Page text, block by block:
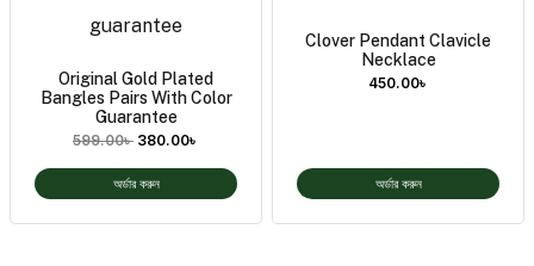
Original Gold Plated
Bangles Pairs With Color
Guarantee
599.00৳ 380.00৳
অর্ডার করুন
Clover Pendant Clavicle
Necklace
450.00৳
অর্ডার করুন